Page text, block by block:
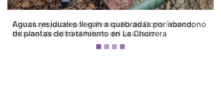
Concluye juicio por el femicidio de Doris Franco;
tribunal decidirá el futuro del acusado